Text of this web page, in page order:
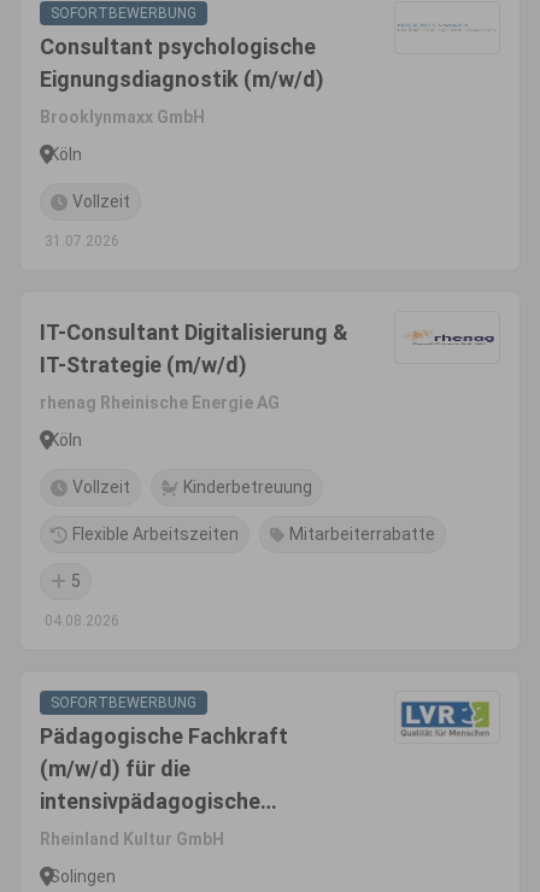
SOFORTBEWERBUNG
Consultant psychologische
Eignungsdiagnostik (m/w/d)
Brooklynmaxx GmbH
Köln
Vollzeit
31.07.2026
IT-Consultant Digitalisierung &
IT-Strategie (m/w/d)
rhenag Rheinische Energie AG
Köln
Vollzeit Kinderbetreuung
Flexible Arbeitszeiten Mitarbeiterrabatte
5
04.08.2026
SOFORTBEWERBUNG
Pädagogische Fachkraft
(m/w/d) für die
intensivpädagogische
Wohngruppe Phönix - Gruppe
für sexuell übergriffige Jungen
Rheinland Kultur GmbH
Solingen